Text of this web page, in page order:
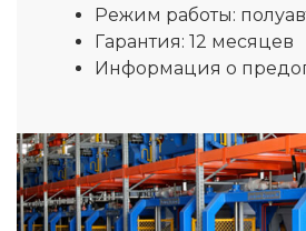
Режим работы:
Гарантия: 12 месяцев
Информация о